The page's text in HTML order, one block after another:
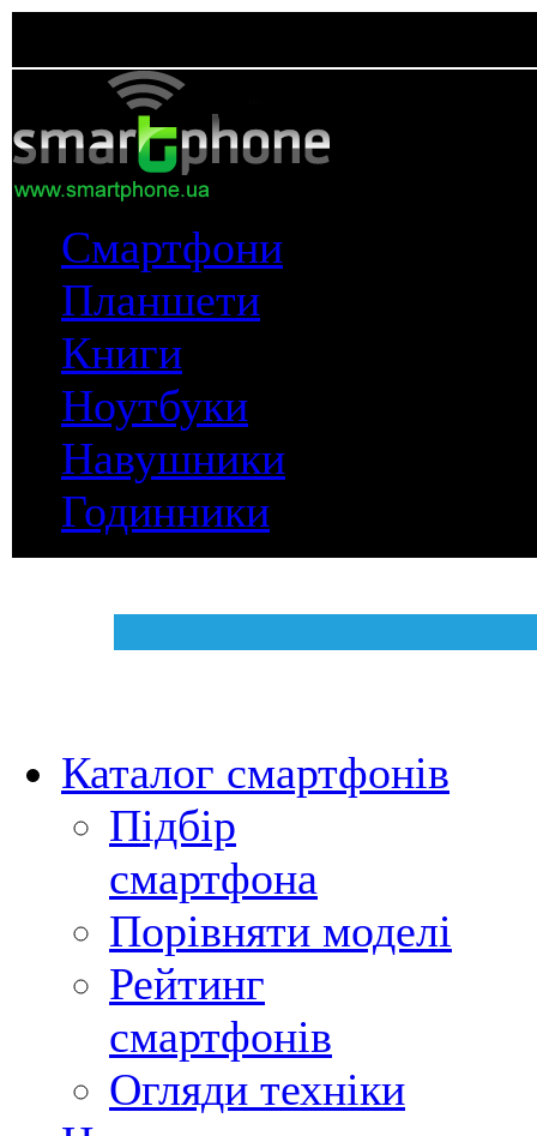
Смартфони
Планшети
Книги
Ноутбуки
Навушники
Годинники
Каталог смартфонів
Підбір
смартфона
Порівняти моделі
Рейтинг
смартфонів
Огляди техніки